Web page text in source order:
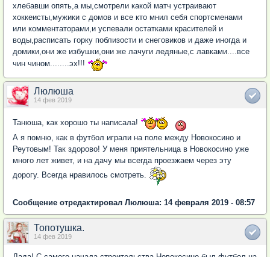
хлебавши опять,а мы,смотрели какой матч устраивают
хоккеисты,мужики с домов и все кто мнил себя спортсменами
или комментаторами,и успевали остатками красителей и
воды,расписать горку поблизости и снеговиков и даже иногда и
домики,они же избушки,они же лачуги ледяные,с лавками....все
чин чином........эх!!!
Люлюша
14 фев 2019
Танюша, как хорошо ты написала!
А я помню, как в футбол играли на поле между Новокосино и
Реутовым! Так здорово! У меня приятельница в Новокосино уже
много лет живет, и на дачу мы всегда проезжаем через эту
дорогу. Всегда нравилось смотреть.
Сообщение отредактировал Люлюша: 14 февраля 2019 - 08:57
Топотушка.
14 фев 2019